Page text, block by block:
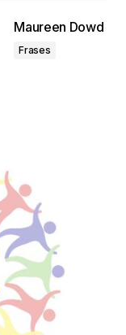
Maureen Dowd
Frases